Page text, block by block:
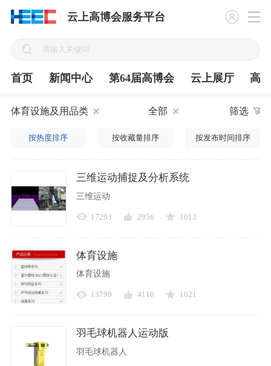
云上高博会服务平台
首页 新闻中心 第64届高博会 云上展厅 高
体育设施及用品类 全部 筛选
按热度排序 按收藏量排序 按发布时间排序
三维运动捕捉及分析系统
三维运动
17293 2956 1013
体育设施
体育设施
13799 4118 1021
羽毛球机器人运动版
羽毛球机器人